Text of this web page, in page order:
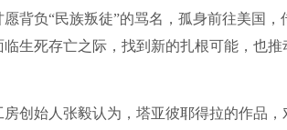
负“民族叛徒”的骂名，孤身前往美国，
生死存亡之际，找到新的扎根可能，也
始人张毅认为，塔亚彼耶得拉的作品，